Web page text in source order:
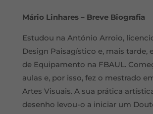
Mário Linhares – Breve Biografia
Estudou na António Arroio,
Design Paisagístico e, mais tarde,
de Equipamento na FBAUL.
aulas e, por isso, fez o mestrado
Artes Visuais. A sua prática
desenho levou-o a iniciar um